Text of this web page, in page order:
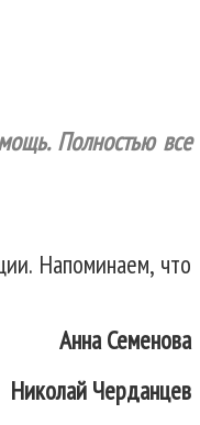
Полностью все
Напоминаем, что
Анна Семенова
Николай Черданцев